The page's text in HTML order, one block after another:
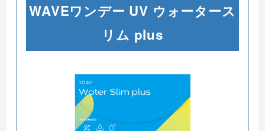
WAVEワンデー UV ウォータース
リム plus